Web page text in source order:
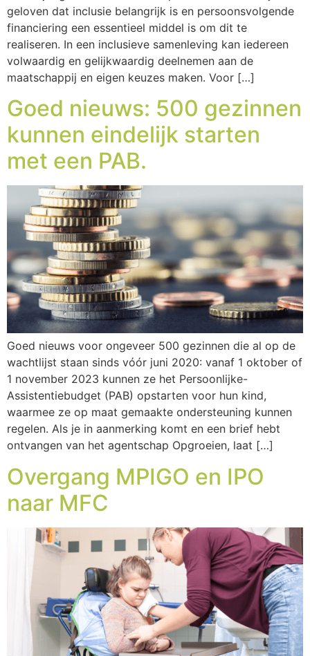
geloven dat inclusie belangrijk is en persoonsvolgende
financiering een essentieel middel is om dit te
realiseren. In een inclusieve samenleving kan iedereen
volwaardig en gelijkwaardig deelnemen aan de
maatschappij en eigen keuzes maken. Voor […]
Goed nieuws: 500 gezinnen
kunnen eindelijk starten
met een PAB.
Goed nieuws voor ongeveer 500 gezinnen die al op de
wachtlijst staan sinds vóór juni 2020: vanaf 1 oktober of
1 november 2023 kunnen ze het Persoonlijke-
Assistentiebudget (PAB) opstarten voor hun kind,
waarmee ze op maat gemaakte ondersteuning kunnen
regelen. Als je in aanmerking komt en een brief hebt
ontvangen van het agentschap Opgroeien, laat […]
Overgang MPIGO en IPO
naar MFC